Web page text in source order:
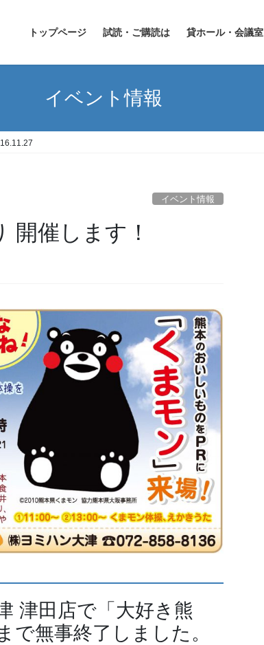
トップページ 試読・ご購読は 貸ホール・会議室
イベント情報
イベント情報
開催します！
津田店で「大好き熊
で無事終了しました。